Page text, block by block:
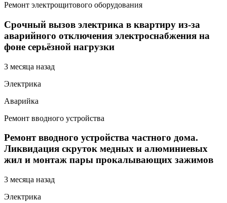
Ремонт электрощитового оборудования
Срочный вызов электрика в квартиру из-за
аварийного отключения электроснабжения на
фоне серьёзной нагрузки
3 месяца назад
Электрика
Аварийка
Ремонт вводного устройства
Ремонт вводного устройства частного дома.
Ликвидация скруток медных и алюминиевых
жил и монтаж пары прокалывающих зажимов
3 месяца назад
Электрика